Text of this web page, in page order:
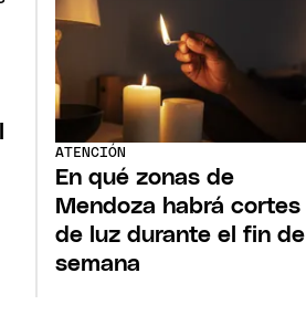
ATENCIÓN
En qué zonas de
Mendoza habrá cortes
de luz durante el fin de
semana